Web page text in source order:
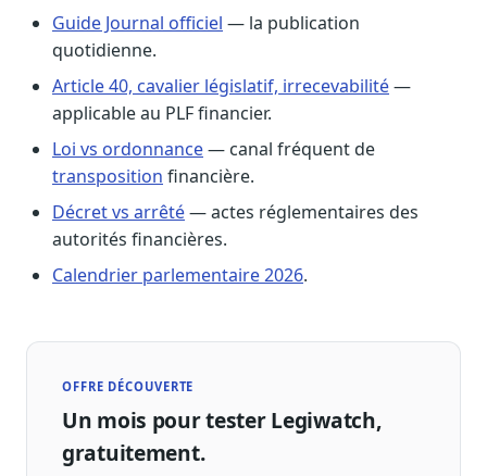
Guide Journal officiel — la publication
quotidienne.
Article 40, cavalier législatif, irrecevabilité—
applicable au PLF financier.
Loi vs ordonnance— canal fréquent de
transposition financière.
Décret vs arrêté— actes réglementaires des
autorités financières.
Calendrier parlementaire 2026.
OFFRE DÉCOUVERTE
Un mois pour tester Legiwatch,
gratuitement.